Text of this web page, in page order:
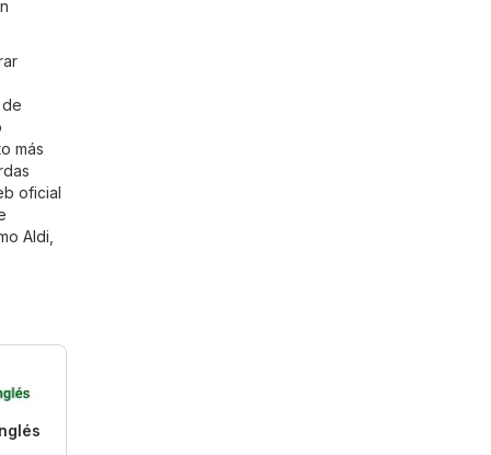
más
oficial
Aldi